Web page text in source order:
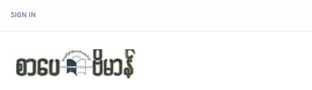
SIGN IN